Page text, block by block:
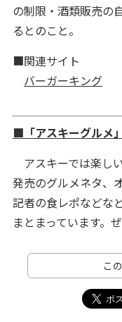
の制限・酒類販売の
るとのこと。
■関連サイト
バーガーキング
■「アスキーグルメ
アスキーでは楽し
発売のグルメネタ、
記者の食レポなどなど
まとまっています。
こ